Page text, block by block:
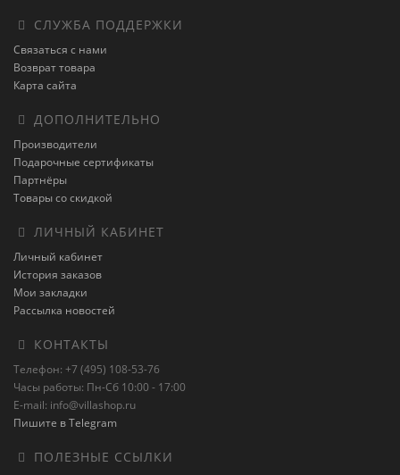
СЛУЖБА ПОДДЕРЖКИ
Связаться с нами
Возврат товара
Карта сайта
ДОПОЛНИТЕЛЬНО
Производители
Подарочные сертификаты
Партнёры
Товары со скидкой
ЛИЧНЫЙ КАБИНЕТ
Личный кабинет
История заказов
Мои закладки
Рассылка новостей
КОНТАКТЫ
Телефон: +7 (495) 108-53-76
Часы работы: Пн-Сб 10:00 - 17:00
E-mail: info@villashop.ru
Пишите в Telegram
ПОЛЕЗНЫЕ ССЫЛКИ